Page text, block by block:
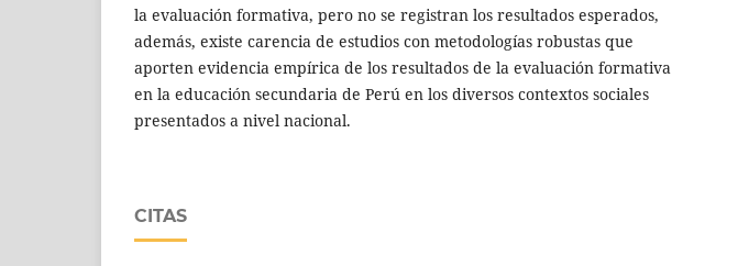
la evaluación formativa, pero no se registran los resultados esperados,
además, existe carencia de estudios con metodologías robustas que
aporten evidencia empírica de los resultados de la evaluación formativa
en la educación secundaria de Perú en los diversos contextos sociales
presentados a nivel nacional.
CITAS